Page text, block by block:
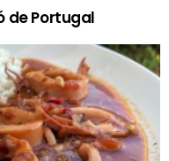
de Portugal